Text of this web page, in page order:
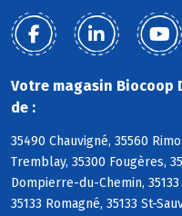
Votre magasin Biocoop
de :
35490 Chauvigné, 35560
Tremblay, 35300 Fougères,
Dompierre-du-Chemin, 35133
35133 Romagné, 35133 St-